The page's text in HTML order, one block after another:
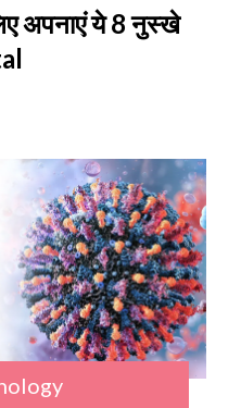
अपनाएं ये 8 नुस्खे